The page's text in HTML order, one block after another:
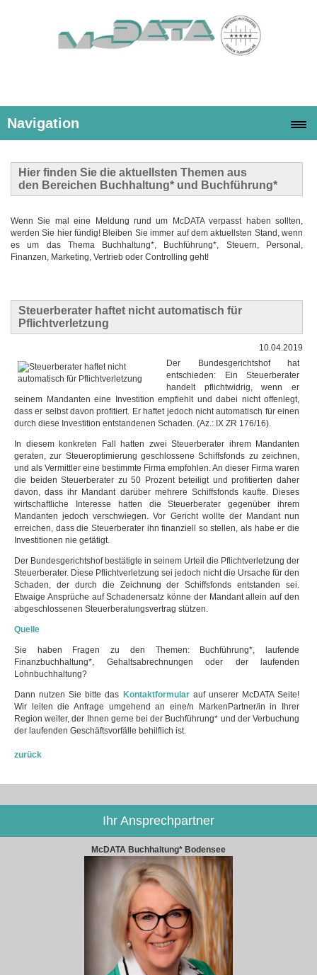
Navigation
Hier finden Sie die aktuellsten Themen aus
den Bereichen Buchhaltung* und Buchführung*
Wenn Sie mal eine Meldung rund um McDATA verpasst haben sollten,
werden Sie hier fündig! Bleiben Sie immer auf dem aktuellsten Stand, wenn
es um das Thema Buchhaltung*, Buchführung*, Steuern, Personal,
Finanzen, Marketing, Vertrieb oder Controlling geht!
Steuerberater haftet nicht automatisch für
Pflichtverletzung
10.04.2019
Der Bundesgerichtshof hat
entschieden: Ein Steuerberater
handelt pflichtwidrig, wenn er
seinem Mandanten eine Investition empfiehlt und dabei nicht offenlegt,
dass er selbst davon profitiert. Er haftet jedoch nicht automatisch für einen
durch diese Investition entstandenen Schaden. (Az.: IX ZR 176/16).
In diesem konkreten Fall hatten zwei Steuerberater ihrem Mandanten
geraten, zur Steueroptimierung geschlossene Schiffsfonds zu zeichnen,
und als Vermittler eine bestimmte Firma empfohlen. An dieser Firma waren
die beiden Steuerberater zu 50 Prozent beteiligt und profitierten daher
davon, dass ihr Mandant darüber mehrere Schiffsfonds kaufte. Dieses
wirtschaftliche Interesse hatten die Steuerberater gegenüber ihrem
Mandanten jedoch verschwiegen. Vor Gericht wollte der Mandant nun
erreichen, dass die Steuerberater ihn finanziell so stellen, als habe er die
Investitionen nie getätigt.
Der Bundesgerichtshof bestätigte in seinem Urteil die Pflichtverletzung der
Steuerberater. Diese Pflichtverletzung sei jedoch nicht die Ursache für den
Schaden, der durch die Zeichnung der Schiffsfonds entstanden sei.
Etwaige Ansprüche auf Schadenersatz könne der Mandant allein auf den
abgeschlossenen Steuerberatungsvertrag stützen.
Quelle
Sie haben Fragen zu den Themen: Buchführung*, laufende
Finanzbuchhaltung*, Gehaltsabrechnungen oder der laufenden
Lohnbuchhaltung?
Dann nutzen Sie bitte das Kontaktformularauf unserer McDATA Seite!
Wir leiten die Anfrage umgehend an eine/n MarkenPartner/in in Ihrer
Region weiter, der Ihnen gerne bei der Buchführung* und der Verbuchung
der laufenden Geschäftsvorfälle behilflich ist.
zurück
Ihr Ansprechpartner
McDATA Buchhaltung* Bodensee